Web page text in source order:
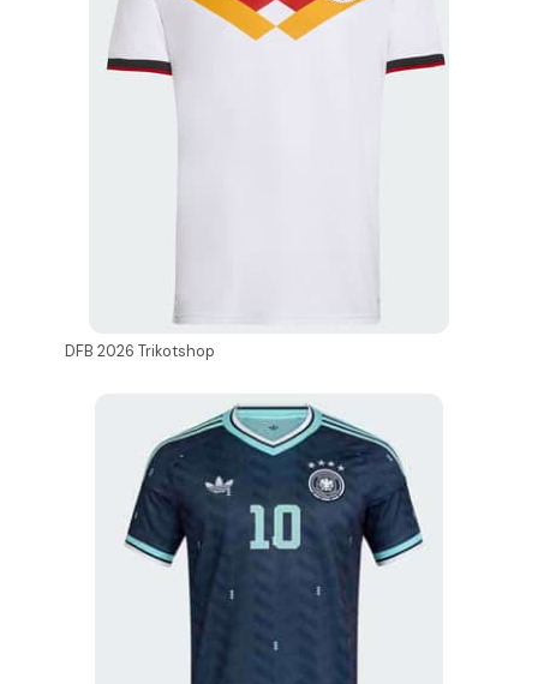
DFB 2026 Trikotshop